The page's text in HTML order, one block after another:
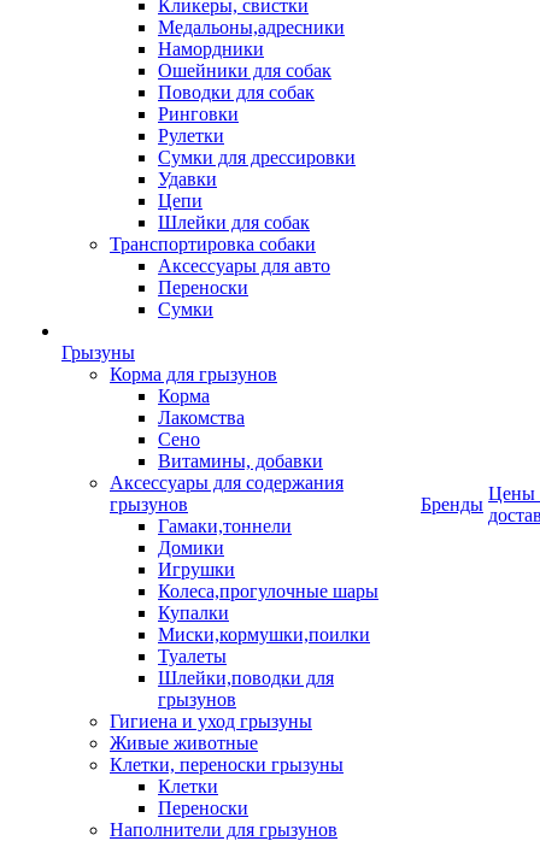
Кликеры, свистки
Медальоны,адресники
Намордники
Ошейники для собак
Поводки для собак
Ринговки
Рулетки
Сумки для дрессировки
Удавки
Цепи
Шлейки для собак
Транспортировка собаки
Аксессуары для авто
Переноски
Сумки
Грызуны
Корма для грызунов
Корма
Лакомства
Сено
Витамины, добавки
Аксессуары для содержания
грызунов
Гамаки,тоннели
Домики
Игрушки
Колеса,прогулочные шары
Купалки
Миски,кормушки,поилки
Туалеты
Шлейки,поводки для
грызунов
Гигиена и уход грызуны
Живые животные
Клетки, переноски грызуны
Клетки
Переноски
Наполнители для грызунов
Бренды
Цены